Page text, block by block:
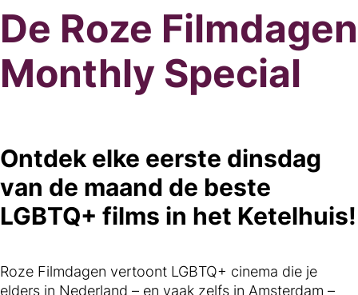
De Roze Filmdagen
Monthly Special
Ontdek elke eerste dinsdag
van de maand de beste
LGBTQ+ films in het Ketelhuis!
Roze Filmdagen vertoont LGBTQ+ cinema die je
elders in Nederland – en vaak zelfs in Amsterdam –